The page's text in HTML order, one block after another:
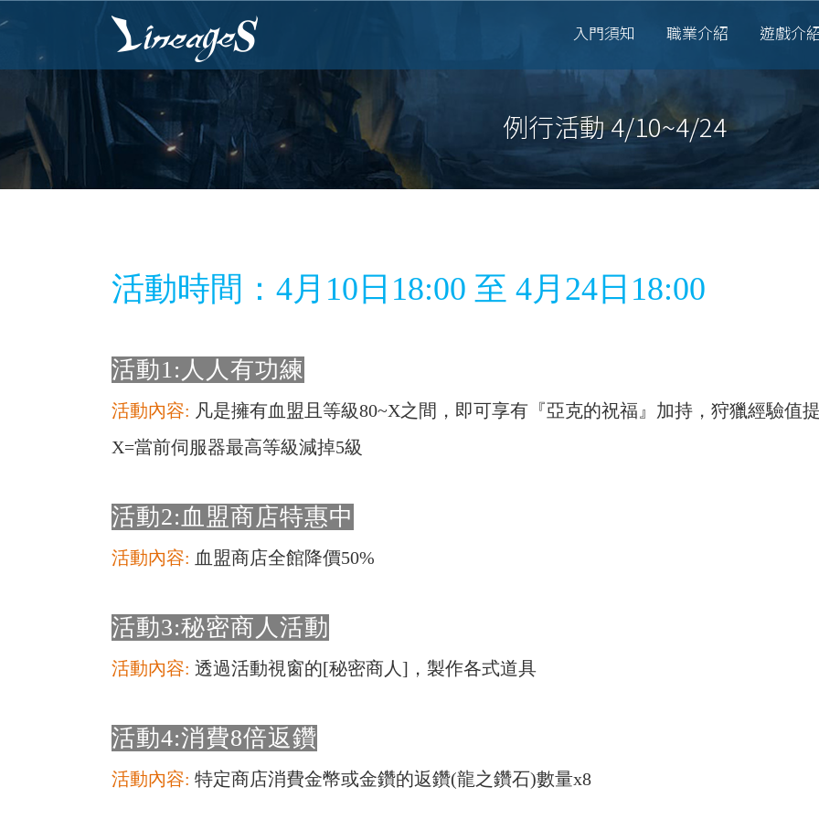
入門須知 職業介紹 遊戲介
例行活動 4/10~4/24
活動時間：4月10日18:00 至 4月24日18:00
活動1:人人有功練
活動內容: 凡是擁有血盟且等級80~X之間，即可享有『亞克的祝福』加持，狩獵經驗值
X=當前伺服器最高等級減掉5級
活動2:血盟商店特惠中
活動內容: 血盟商店全館降價50%
活動3:秘密商人活動
活動內容: 透過活動視窗的[秘密商人]，製作各式道具
活動4:消費8倍返鑽
活動內容: 特定商店消費金幣或金鑽的返鑽(龍之鑽石)數量x8